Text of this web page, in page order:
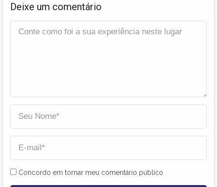
Deixe um comentário
Concordo em tornar meu comentário público